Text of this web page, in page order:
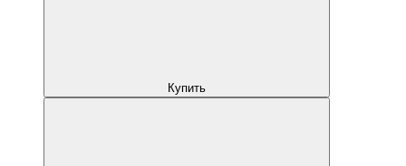
Купить